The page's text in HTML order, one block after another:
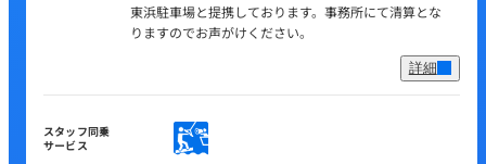
東浜駐車場と提携しております。事務所にて清算とな
りますのでお声がけください。
詳細
スタッフ同乗
サービス